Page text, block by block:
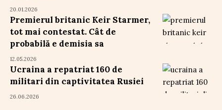
20.01.2026
Premierul britanic Keir Starmer,
tot mai contestat. Cât de
probabilă e demisia sa
12.05.2026
Ucraina a repatriat 160 de
militari din captivitatea Rusiei
26.06.2026